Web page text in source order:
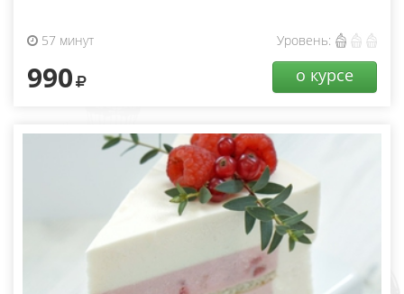
57 минут Уровень:
990 о курсе